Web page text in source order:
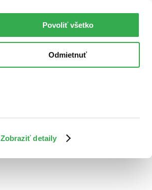
Zobraziť detaily
Povoliť všetko
Odmietnuť